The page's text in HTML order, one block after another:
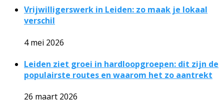
Vrijwilligerswerk in Leiden: zo maak je lokaal
verschil
4 mei 2026
Leiden ziet groei in hardloopgroepen: dit zijn de
populairste routes en waarom het zo aantrekt
26 maart 2026